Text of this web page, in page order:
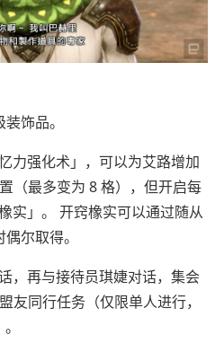
饰品。
力强化术」，可以为艾路增加
（最多变为 8 格），但开启每
实」。 开窍橡实可以通过随从
尔取得。
，再与接待员琪婕对话，集会
友同行任务（仅限单人进行，